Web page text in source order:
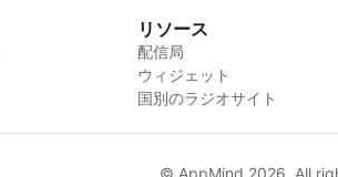
リソース
配信局
ウィジェット
国別のラジオサイト
© AppMind 2026. All